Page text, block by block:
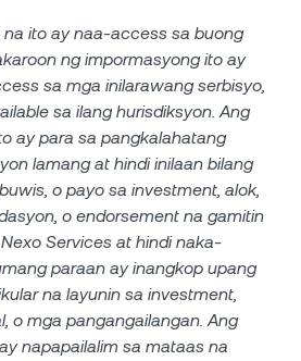
ito ay naa-access sa buong
ng impormasyong ito ay
sa mga inilarawang serbisyo,
sa ilang hurisdiksyon. Ang
ay para sa pangkalahatang
lamang at hindi inilaan bilang
o payo sa investment, alok,
o endorsement na gamitin
Services at hindi naka-
paraan ay inangkop upang
na layunin sa investment,
o mga pangangailangan. Ang
napapailalim sa mataas na